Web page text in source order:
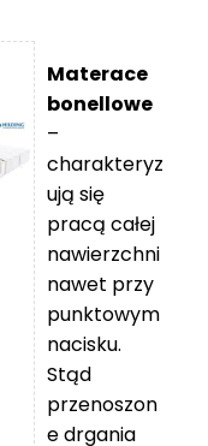
Materace
bonellowe
–
charakteryz
ują się
pracą całej
nawierzchni
nawet przy
punktowym
nacisku.
Stąd
przenoszon
e drgania